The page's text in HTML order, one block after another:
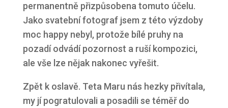
permanentně přizpůsobena tomuto účelu.
Jako svatební fotograf jsem z této výzdoby
moc happy nebyl, protože bílé pruhy na
pozadí odvádí pozornost a ruší kompozici,
ale vše lze nějak nakonec vyřešit.
Zpět k oslavě. Teta Maru nás hezky přivítala,
my jí pogratulovali a posadili se téměř do